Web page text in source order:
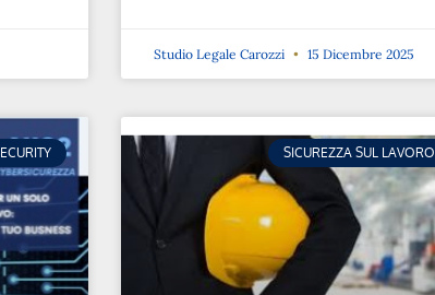
Studio Legale Carozzi 15 Dicembre 2025
SICUREZZA SUL LAVORO